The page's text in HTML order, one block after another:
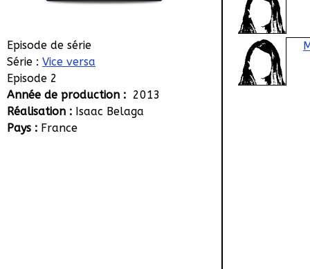
Episode de série
Série : Vice versa
Episode 2
Année de production : 2013
Réalisation : Isaac Belaga
Pays : France